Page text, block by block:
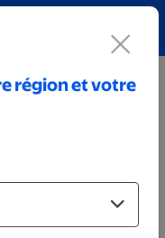
région et votre